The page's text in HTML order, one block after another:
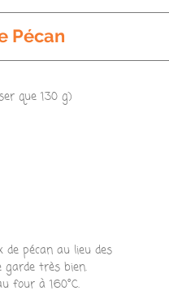
Pécan
que 130 g)
pécan au lieu des
garde très bien.
four à 160°C.